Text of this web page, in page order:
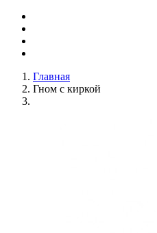
Главная
Гном с киркой